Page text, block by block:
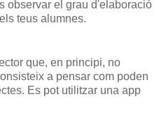
observar el grau d'elaboració
teus alumnes.
que, en principi, no
a pensar com poden
Es pot utilitzar una app